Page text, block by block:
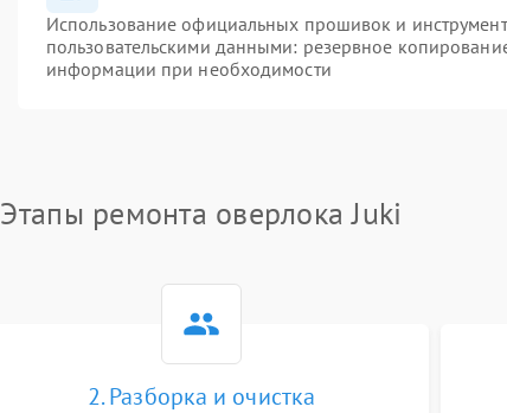
Использование официальных прошивок и
пользовательскими данными: резервное
информации при необходимости
Этапы ремонта оверлока Juki
2. Разборка и очистка